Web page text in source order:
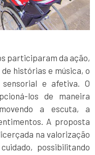
participaram da ação,
histórias e música, o
e afetiva. O
los de maneira
a escuta, a
A proposta
na valorização
possibilitando